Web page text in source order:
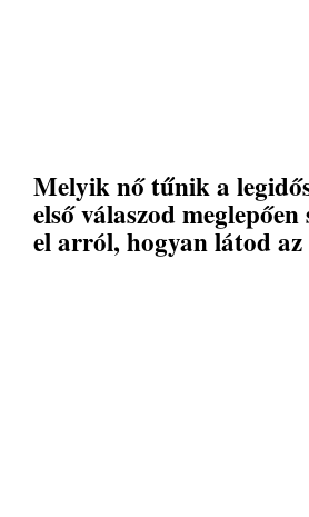
Melyik nő tűnik a
első válaszod
el arról, hogyan látod az